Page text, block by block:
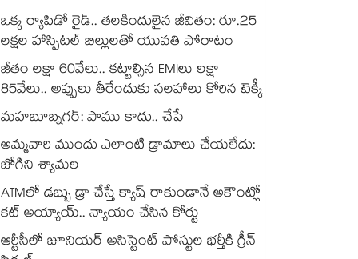
ఒక్క ర్యాపిడో రైడ్.. తలకిందులైన జీవితం: రూ.25
లక్షల హాస్పిటల్ బిల్లులతో యువతి పోరాటం
జీతం లక్షా 60వేలు.. కట్టాల్సిన EMIలు లక్షా
85వేలు.. అప్పులు తీరేందుకు సలహాలు కోరిన టెక్కీ
మహబూబ్నగర్: పాము కాదు.. చేపే
అమ్మవారి ముందు ఎలాంటి డ్రామాలు చేయలేదు:
జోగిని శ్యామల
ATMలో డబ్బు డ్రా చేస్తే క్యాష్ రాకుండానే అకౌంట్లో
కట్ అయ్యాయ్.. న్యాయం చేసిన కోర్టు
ఆర్టీసీలో జూనియర్ అసిస్టెంట్‌‌ పోస్టుల భర్తీకి గ్రీన్‌‌